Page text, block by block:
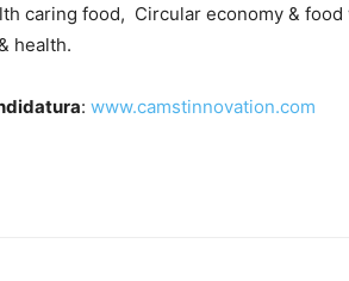
caring food, Circular economy & food
health.
: www.camstinnovation.com